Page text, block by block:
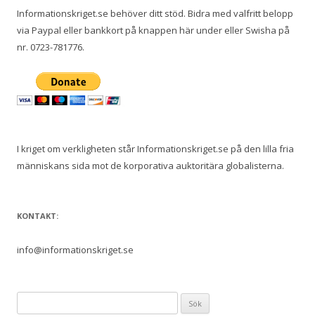
Informationskriget.se behöver ditt stöd. Bidra med valfritt belopp
via Paypal eller bankkort på knappen här under eller Swisha på
nr. 0723-781776.
I kriget om verkligheten står Informationskriget.se på den lilla fria
människans sida mot de korporativa auktoritära globalisterna.
KONTAKT:
info@informationskriget.se
efter: